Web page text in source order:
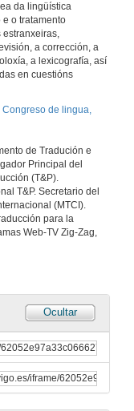
da lingüística
o tratamento
estranxeiras,
a corrección, a
a lexicografía, así
​​en cuestións
Congreso de lingua,
de Tradución e
Principal del
(T&P).
T&P. Secretario del
(MTCI).
para la
Web-TV Zig-Zag,
Ocultar
Apertura do techLING2021-UVigo-T&P. VI Congreso de lingua, lingüística e tecnoloxía